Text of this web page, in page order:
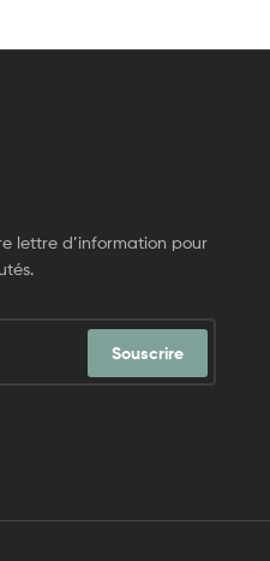
lettre d’information pour
Souscrire